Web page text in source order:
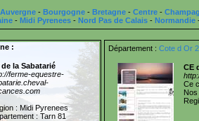
Auvergne - Bourgogne - Bretagne - Centre -
- Midi Pyrenees- Nord Pas de Calais- Normandie
:
de la Sabatarié
ferme-equestre-
: Midi Pyrenees
: Tarn 81
Département : Cote d Or
CE
Ce